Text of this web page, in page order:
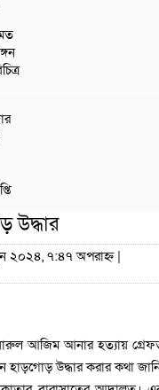
উদ্ধার
২০২৪, ৭:৪৭ অপরাহ্ন |
আজিম আনার হত্যায়
হাড়গোড় উদ্ধার করার কথা